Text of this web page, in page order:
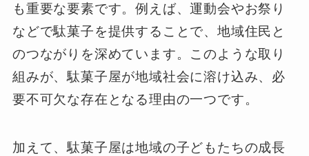
も重要な要素です。例えば、運動会やお祭り
などで駄菓子を提供することで、地域住民と
のつながりを深めています。このような取り
組みが、駄菓子屋が地域社会に溶け込み、必
要不可欠な存在となる理由の一つです。
加えて、駄菓子屋は地域の子どもたちの成長